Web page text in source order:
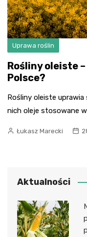
Uprawa roślin
Rośliny oleiste
Polsce?
Rośliny oleiste uprawia
nich oleje stosowane
Łukasz Marecki
Aktualności